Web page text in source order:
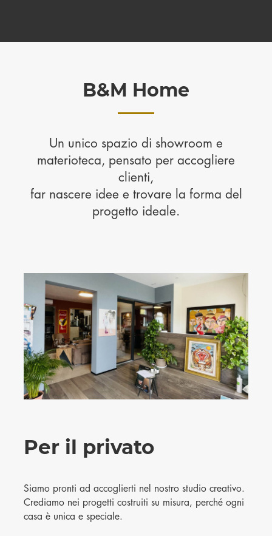
B&M Home
Un unico spazio di showroom e
materioteca, pensato per accogliere
clienti,
far nascere idee e trovare la forma del
progetto ideale.
Per il privato
Siamo pronti ad accoglierti nel nostro studio creativo.
Crediamo nei progetti costruiti su misura, perché ogni
casa è unica e speciale.